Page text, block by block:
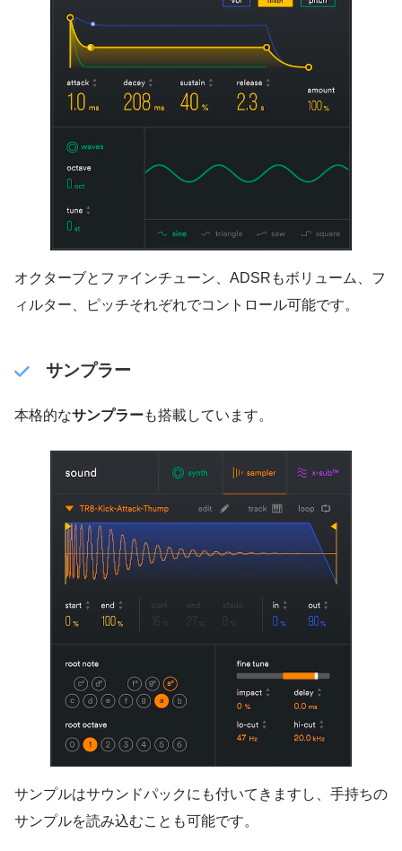
オクターブとファインチューン、ADSRもボリューム、フ
ィルター、ピッチそれぞれでコントロール可能です。
サンプラー
本格的なサンプラーも搭載しています。
サンプルはサウンドパックにも付いてきますし、手持ちの
サンプルを読み込むことも可能です。